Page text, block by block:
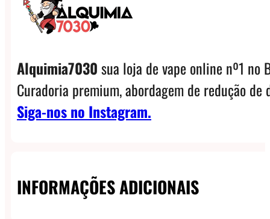
Alquimia7030sua loja de vape online nº1 no
Curadoria premium, abordagem de redução
Siga-nos no Instagram.
INFORMAÇÕES ADICIONAIS